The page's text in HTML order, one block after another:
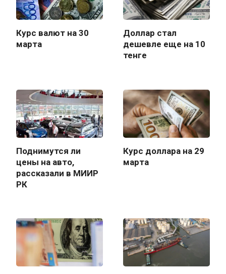
Курс валют на 30
марта
Доллар стал
дешевле еще на 10
тенге
Поднимутся ли
цены на авто,
рассказали в МИИР
РК
Курс доллара на 29
марта